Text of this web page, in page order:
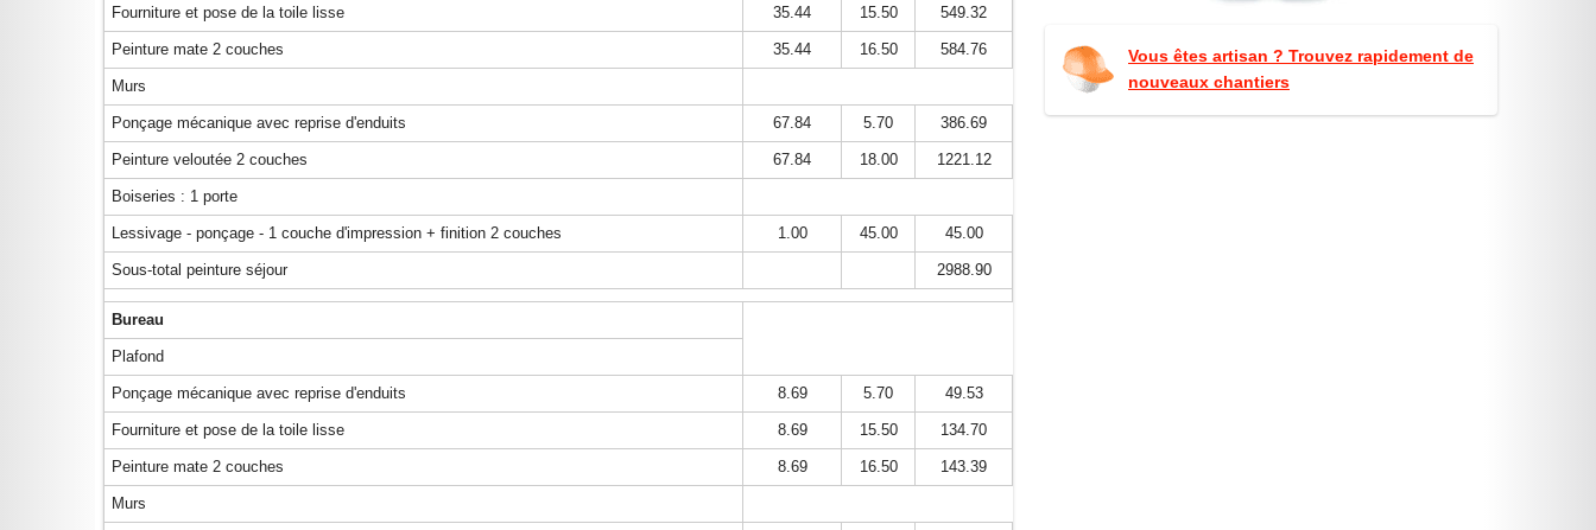
Fourniture et pose de la toile lisse 35.44 15.50 549.32
Peinture mate 2 couches 35.44 16.50 584.76
Murs
Ponçage mécanique avec reprise d'enduits 67.84 5.70 386.69
Peinture veloutée 2 couches 67.84 18.00 1221.12
Boiseries : 1 porte
Lessivage - ponçage - 1 couche d'impression + finition 2 couches 1.00 45.00 45.00
Sous-total peinture séjour 2988.90
Bureau
Plafond
Ponçage mécanique avec reprise d'enduits 8.69 5.70 49.53
Fourniture et pose de la toile lisse 8.69 15.50 134.70
Peinture mate 2 couches 8.69 16.50 143.39
Murs
Vous êtes artisan ? Trouvez rapidement de
nouveaux chantiers